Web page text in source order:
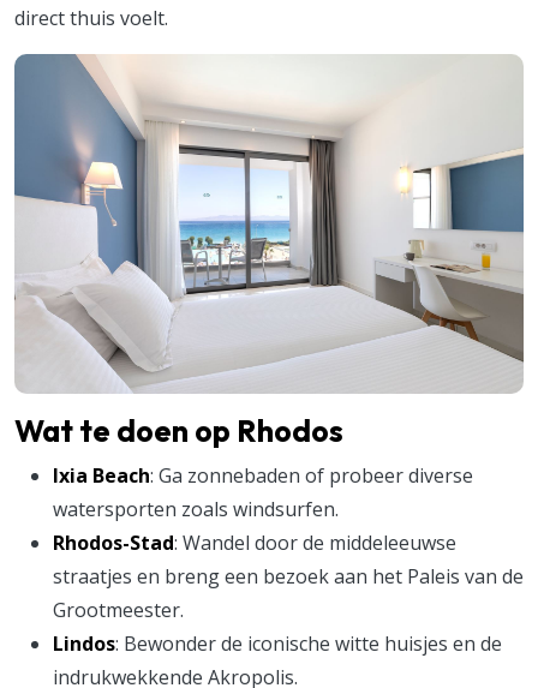
direct thuis voelt.
Wat te doen op Rhodos
Ixia Beach: Ga zonnebaden of probeer diverse
watersporten zoals windsurfen.
Rhodos-Stad: Wandel door de middeleeuwse
straatjes en breng een bezoek aan het Paleis van de
Grootmeester.
Lindos: Bewonder de iconische witte huisjes en de
indrukwekkende Akropolis.